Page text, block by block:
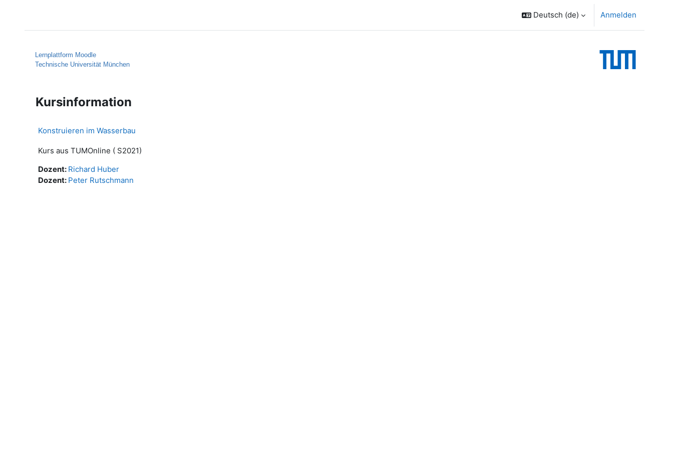
Deutsch ‎(de)‎ Anmelden
Lernplattform Moodle
Technische Universität München
Kursinformation
Konstruieren im Wasserbau
Kurs aus TUMOnline ( S2021)
Dozent: Richard Huber
Dozent: Peter Rutschmann